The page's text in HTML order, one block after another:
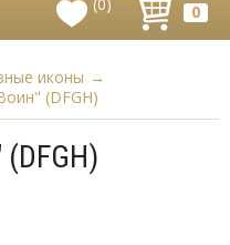
0
иконы →
(DFGH)